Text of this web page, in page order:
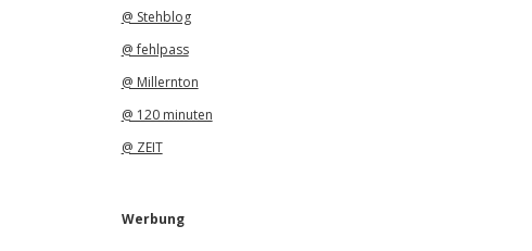
@ Stehblog
@ fehlpass
@ Millernton
@ 120 minuten
@ ZEIT
Werbung